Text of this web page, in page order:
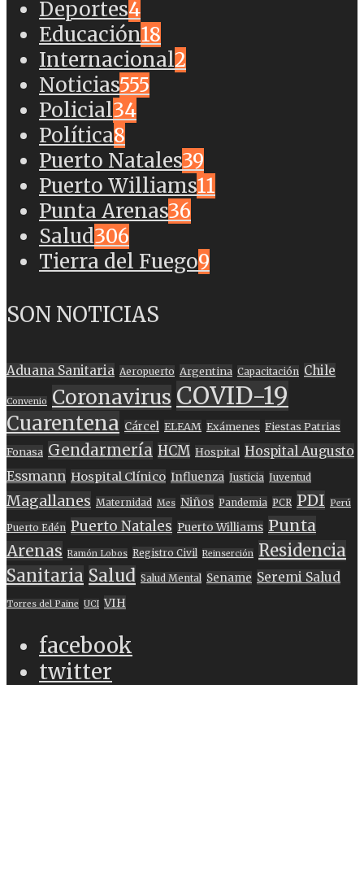
Deportes4
Educación18
Internacional2
Noticias555
Policial34
Política8
Puerto Natales39
Puerto Williams11
Punta Arenas36
Salud306
Tierra del Fuego9
SON NOTICIAS
Aduana Sanitaria Aeropuerto Argentina Capacitación Chile
Convenio Coronavirus COVID-19
Cuarentena Cárcel ELEAM Exámenes Fiestas Patrias
Fonasa Gendarmería HCM Hospital Hospital Augusto
Essmann Hospital Clínico Influenza Justicia Juventud
Magallanes Maternidad Mes Niños Pandemia PCR PDI Perú
Puerto Edén Puerto Natales Puerto Williams Punta
Arenas Ramón Lobos Registro Civil Reinserción Residencia
Sanitaria Salud Salud Mental Sename Seremi Salud
Torres del Paine UCI VIH
facebook
twitter